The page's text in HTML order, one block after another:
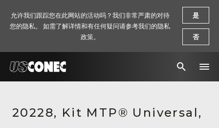
解决方案
20228, Kit MTP® Universal,
允许我们跟踪您在此网站的活动吗？我们非常严肃的对待
您的隐私。 如需了解详情和有任何疑问请参考我们的隐私
政策。
是
否